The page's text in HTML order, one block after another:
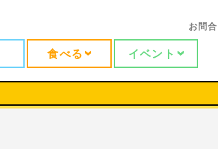
お問
食べる イベント